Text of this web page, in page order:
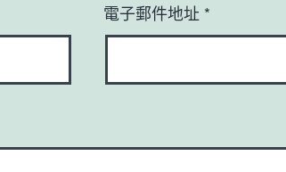
電子郵件地址 *